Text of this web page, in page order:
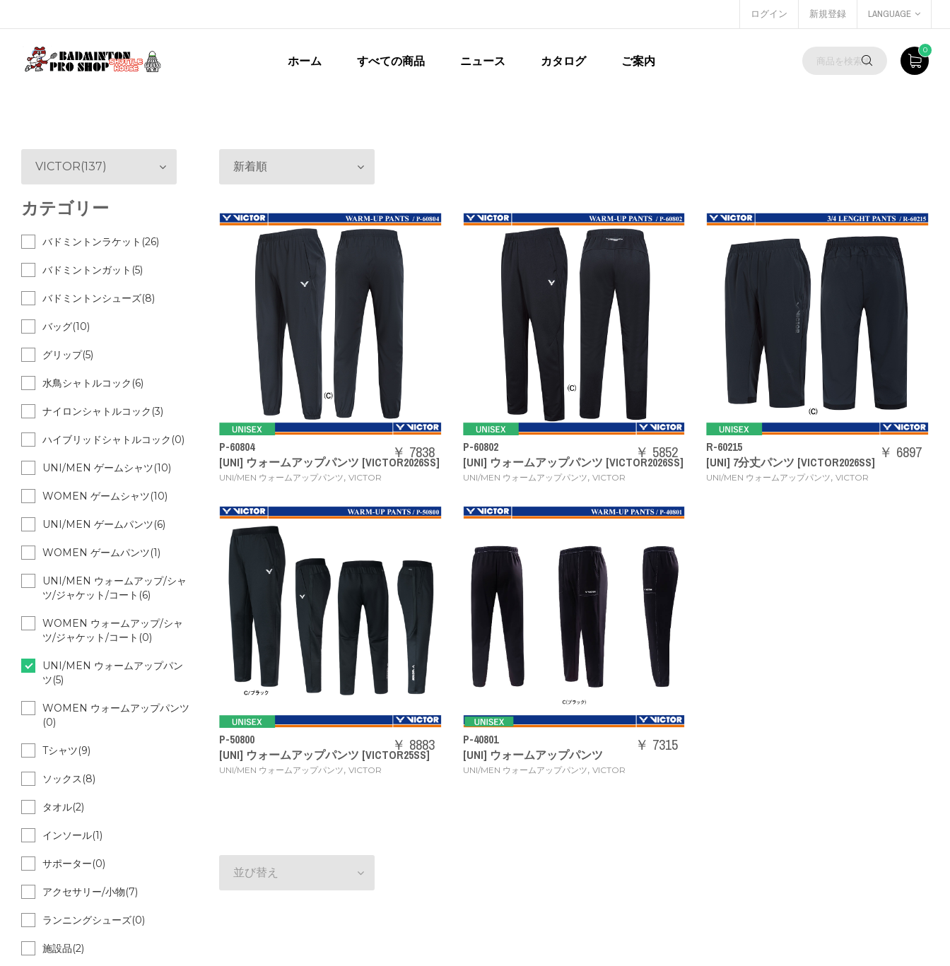
ログイン 新規登録 LANGUAGE
ホーム すべての商品 ニュース カタログ ご案内
0
新着順
P-60804
[UNI] ウォームアップパンツ [VICTOR2026SS]
UNI/MEN ウォームアップパンツ, VICTOR
￥ 7838
P-60802
[UNI] ウォームアップパンツ [VICTOR2026SS]
UNI/MEN ウォームアップパンツ, VICTOR
￥ 5852
R-60215
[UNI] 7分丈パンツ [VICTOR2026SS]
UNI/MEN ウォームアップパンツ,VICTOR
￥ 6897
P-50800
[UNI] ウォームアップパンツ [VICTOR25SS]
UNI/MEN ウォームアップパンツ, VICTOR
￥ 8883
P-40801
[UNI] ウォームアップパンツ
UNI/MEN ウォームアップパンツ, VICTOR
￥ 7315
並び替え
VICTOR(137)
カテゴリー
バドミントンラケット(26)
バドミントンガット(5)
バドミントンシューズ(8)
バッグ(10)
グリップ(5)
水鳥シャトルコック(6)
ナイロンシャトルコック(3)
ハイブリッドシャトルコック(0)
UNI/MEN ゲームシャツ(10)
WOMEN ゲームシャツ(10)
UNI/MEN ゲームパンツ(6)
WOMEN ゲームパンツ(1)
UNI/MEN ウォームアップ/シャ
ツ/ジャケット/コート(6)
WOMEN ウォームアップ/シャ
ツ/ジャケット/コート(0)
UNI/MEN ウォームアップパン
ツ(5)
WOMEN ウォームアップパンツ
(0)
Tシャツ(9)
ソックス(8)
タオル(2)
インソール(1)
サポーター(0)
アクセサリー/小物(7)
ランニングシューズ(0)
施設品(2)